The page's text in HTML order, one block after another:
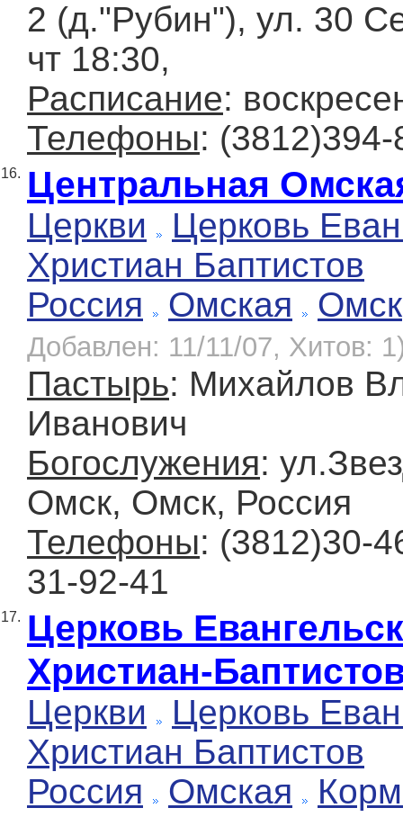
2 (д."Рубин"), ул. 30
чт 18:30,
Расписание:
Телефоны: (3812)394-
16. Центральная
Церкви
Церковь
Христиан Баптистов
Россия
Омская Омск
Добавлен: 11/11/07, Хитов:
Пастырь: Михайлов
Иванович
Богослужения:
Омск, Омск, Россия
Телефоны: (3812)30-
31-92-41
17. Церковь
Христиан-
Церкви
Церковь
Христиан Баптистов
Россия
Омская